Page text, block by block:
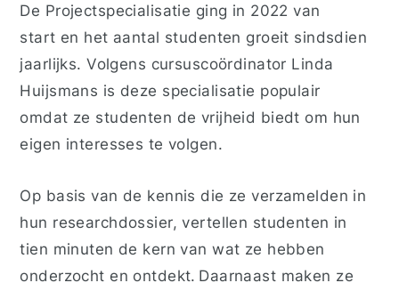
De Projectspecialisatie ging in 2022 van
start en het aantal studenten groeit sindsdien
jaarlijks. Volgens cursuscoördinator Linda
Huijsmans is deze specialisatie populair
omdat ze studenten de vrijheid biedt om hun
eigen interesses te volgen.
Op basis van de kennis die ze verzamelden in
hun researchdossier, vertellen studenten in
tien minuten de kern van wat ze hebben
onderzocht en ontdekt. Daarnaast maken ze